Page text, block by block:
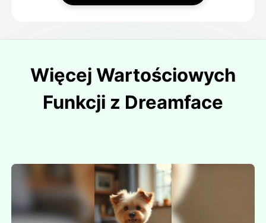
Więcej Wartościowych
Funkcji z Dreamface